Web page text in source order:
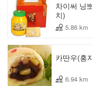
차이써 닝
치)
5.86 km
카딴우(홍
6.94 km